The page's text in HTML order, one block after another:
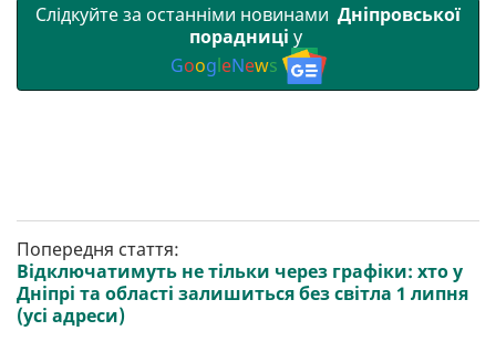
Слідкуйте за останніми новинами Дніпровської
порадниці у
GoogleNews
Попередня стаття:
Відключатимуть не тільки через графіки: хто у
Дніпрі та області залишиться без світла 1 липня
(усі адреси)